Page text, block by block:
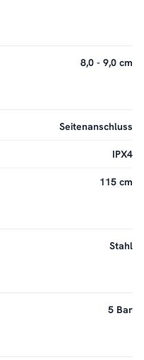
8,0 - 9,0 cm
Seitenanschluss
IPX4
115 cm
Stahl
5 Bar